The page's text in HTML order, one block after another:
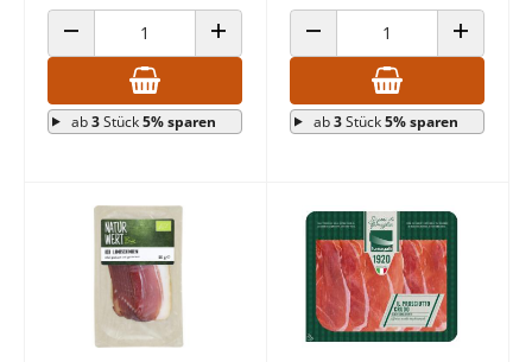
ANZAHL VERRINGERN ANZAHL ERHÖHEN
ab3Stück5% sparen
ANZAHL VERRINGERN ANZAHL
ab3Stück5% sparen